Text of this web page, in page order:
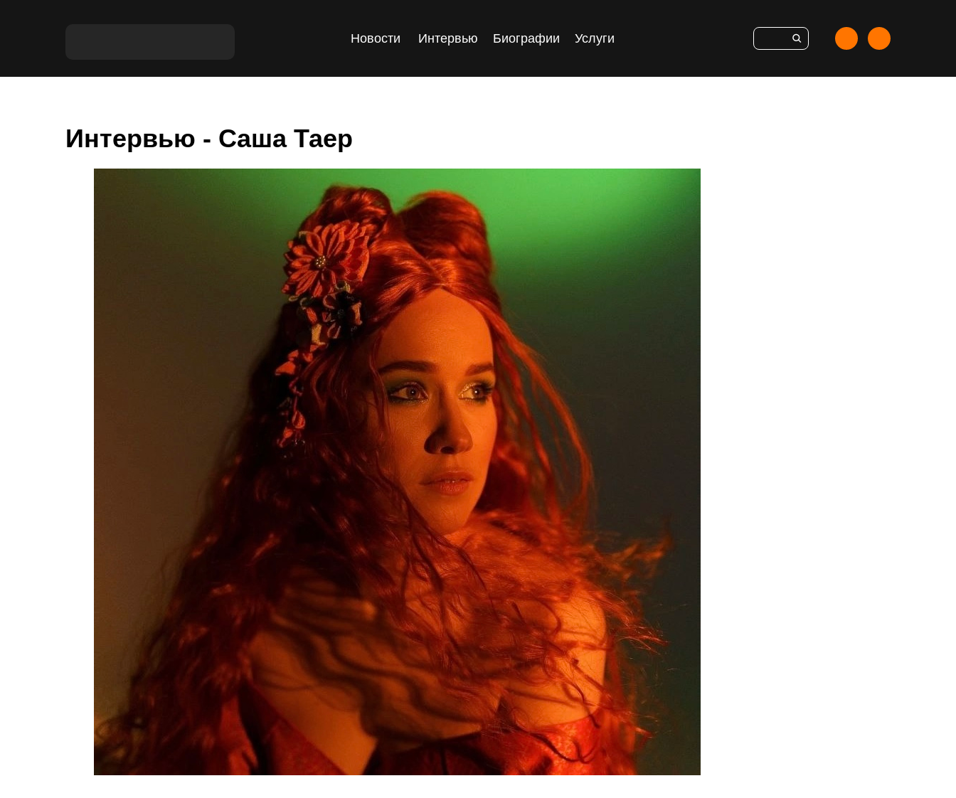
Услуги
Биографии
Интервью
Новости
Интервью - Саша Таер